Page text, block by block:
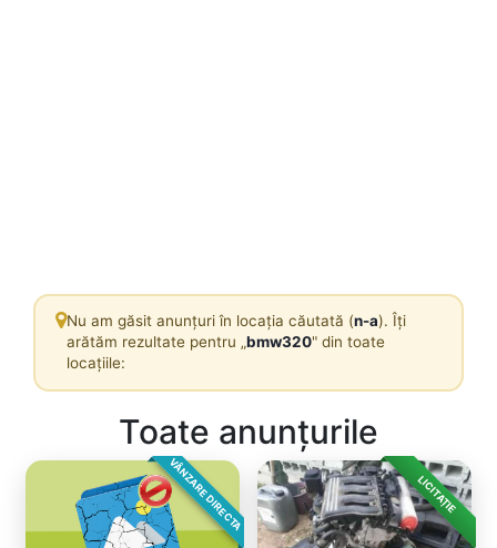
Nu am găsit anunțuri în locația căutată (n-a). Îți
arătăm rezultate pentru „bmw320" din toate
locațiile:
Toate anunțurile
VÂNZARE DIRECTA LICITAȚIE